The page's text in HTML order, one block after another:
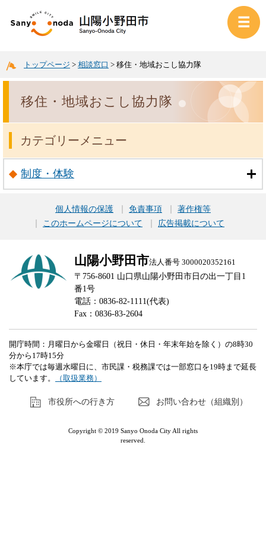
トップページ > 相談窓口 > 移住・地域おこし協力隊
移住・地域おこし協力隊
カテゴリーメニュー
制度・体験
個人情報の保護 免責事項
著作権等
このホームページについて
広告掲載について
山陽小野田市法人番号 3000020352161
〒756-8601 山口県山陽小野田市日の出一丁目1
番1号
電話：0836-82-1111(代表)
Fax：0836-83-2604
開庁時間：月曜日から金曜日（祝日・休日・年末年始を除く）の8時30
分から17時15分
※本庁では毎週水曜日に、市民課・税務課では一部窓口を19時まで延長
しています。
（取扱業務）
市役所への行き方 お問い合わせ（組織別）
Copyright © 2019 Sanyo Onoda City All rights
reserved.